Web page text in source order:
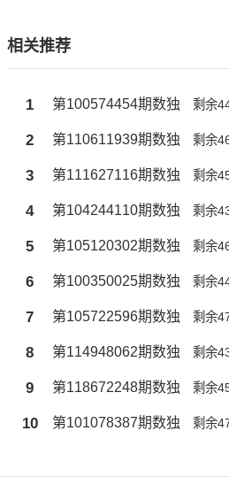
相关推荐
1 第100574454期数独 剩余
2 第110611939期数独 剩余
3 第111627116期数独 剩余
4 第104244110期数独 剩余
5 第105120302期数独 剩余
6 第100350025期数独 剩余
7 第105722596期数独 剩余
8 第114948062期数独 剩余
9 第118672248期数独 剩余
10 第101078387期数独 剩余